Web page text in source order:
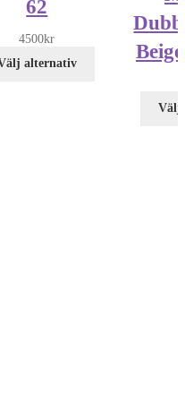
62
4500kr
alternativ
Välj